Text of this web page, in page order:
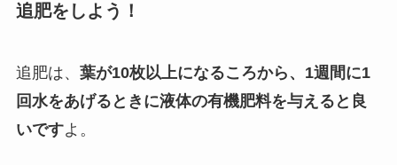
追肥をしよう！
追肥は、 葉が10枚以上になるころから、1週間に1
回水をあげるときに液体の有機肥料を与えると良
いですよ。